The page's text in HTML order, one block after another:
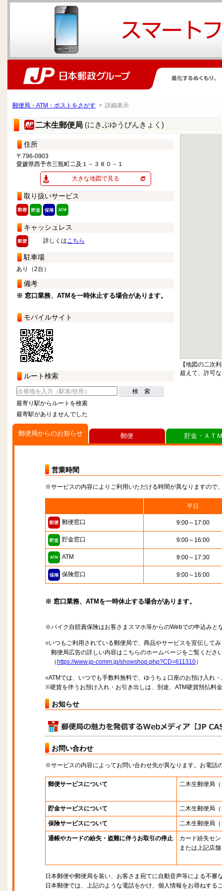
郵便局・ATM・ポストをさがす > 詳細表示
二木生郵便局 (にきぶゆうびんきょく)
住所
〒796-0903
愛媛県西予市三瓶町二及１－３８０－１
大きな地図で見る
取り扱いサービス
キャッシュレス
詳しくはこちら
駐車場
あり（2台）
備考
※ 窓口業務、ATMを一時休止する場合があります。
モバイルサイト
ルート検索
検 索
最寄り駅からルートを検索
最寄駅がありませんでした
【地図の二次
超えて、許可
郵便局からのお知らせ
営業時間
※サービスの内容によりご利用いただける時間が異なりますので
平日
郵便窓口 9:00～17:00
貯金窓口 9:00～16:00
ATM 9:00～17:30
保険窓口 9:00～16:00
※ 窓口業務、ATMを一時休止する場合があります。
※バイク自賠責保険はお客さまスマホ等からのWebでの申込みと
○いつもご利用されている郵便局で、商品やサービスを宣伝して
郵便局広告の詳しい内容はこちらのホームページをご覧くださ
（ https://www.jp-comm.jp/showshop.php?CD=611310）
○ATMでは、いつでも手数料無料で、ゆうちょ口座のお預け入れ
※硬貨を伴うお預け入れ・お引き出しは、別途、ATM硬貨預払料
お知らせ
お問い合わせ
※サービスの内容によってお問い合わせ先が異なります。お電話
郵便サービスについて 二木生郵便局
貯金サービスについて 二木生郵便局
保険サービスについて 二木生郵便局
通帳やカードの紛失・盗難に伴うお取引の停止
カード紛失セ
または上記店舗
日本郵便や郵便局を装い、お客さま宛てに自動音声等による不審
日本郵便では、上記のような電話をかけ、個人情報をお尋ねする
郵便 貯金・ＡＴ